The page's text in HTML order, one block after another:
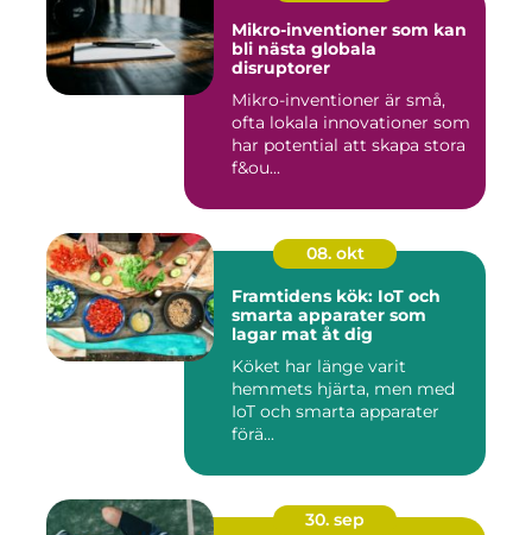
Mikro-inventioner som kan
bli nästa globala
disruptorer
Mikro-inventioner är små,
ofta lokala innovationer som
har potential att skapa stora
f&ou...
08. okt
Framtidens kök: IoT och
smarta apparater som
lagar mat åt dig
Köket har länge varit
hemmets hjärta, men med
IoT och smarta apparater
förä...
30. sep